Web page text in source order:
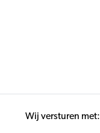
Wij versturen met: